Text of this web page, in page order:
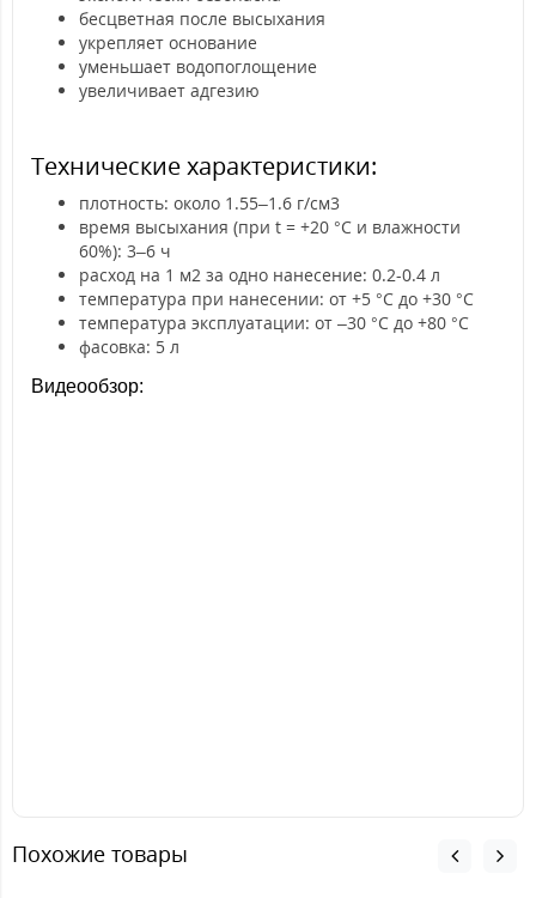
бесцветная после высыхания
укрепляет основание
уменьшает водопоглощение
увеличивает адгезию
Технические характеристики:
плотность: около 1.55–1.6 г/см3
время высыхания (при t = +20 °C и влажности
60%): 3–6 ч
расход на 1 м2 за одно нанесение: 0.2-0.4 л
температура при нанесении: от +5 °С до +30 °С
температура эксплуатации: от –30 °С до +80 °С
фасовка: 5 л
Видеообзор:
Похожие товары